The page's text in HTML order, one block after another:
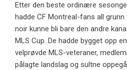
Etter den beste ordinære
hadde CF Montreal-fans all
noir kunne bli bare den andre
MLS Cup. De hadde bygget opp
velprøvde MLS-veteraner,
pålagte landslag og sultne